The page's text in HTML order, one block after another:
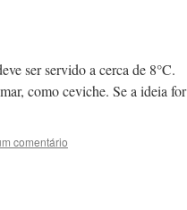
ser servido a cerca de 8°C.
como ceviche. Se a ideia for
comentário